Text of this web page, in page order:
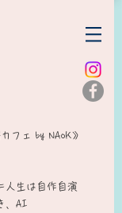
フェ by NAoK》
人生は自作自演​
、AI